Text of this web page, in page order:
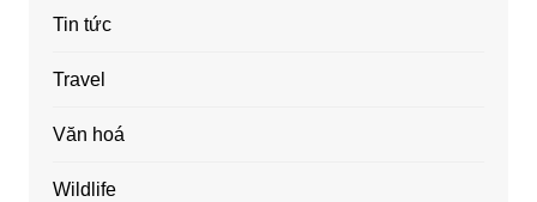
Tin tức
Travel
Văn hoá
Wildlife